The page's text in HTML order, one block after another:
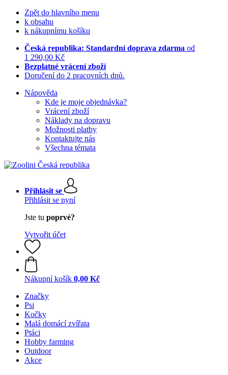
Zpět do hlavního menu
k obsahu
k nákupnímu košíku
Česká republika: Standardní doprava zdarma od
1 290,00 Kč
Bezplatné vrácení zboží
Doručení do 2 pracovních dnů.
Nápověda
Kde je moje objednávka?
Vrácení zboží
Náklady na dopravu
Možnosti platby
Kontaktujte nás
Všechna témata
Přihlásit se
Přihlásit se nyní
Jste tu poprvé?
Vytvořit účet
Nákupní košík 0,00 Kč
Značky
Psi
Kočky
Malá domácí zvířata
Ptáci
Hobby farming
Outdoor
Akce